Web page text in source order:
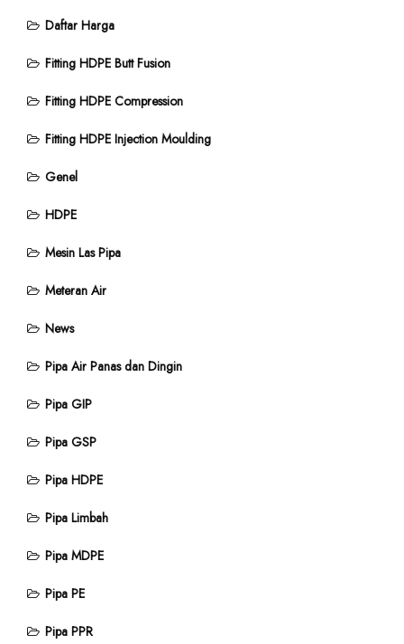
Daftar Harga
Fitting HDPE Butt Fusion
Fitting HDPE Compression
Fitting HDPE Injection Moulding
Genel
HDPE
Mesin Las Pipa
Meteran Air
News
Pipa Air Panas dan Dingin
Pipa GIP
Pipa GSP
Pipa HDPE
Pipa Limbah
Pipa MDPE
Pipa PE
Pipa PPR